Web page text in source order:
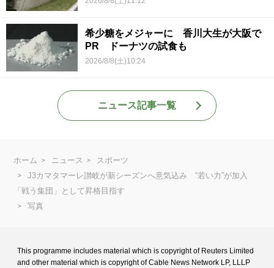
希少糖をメジャーに 香川大生が大阪で
PR ドーナツの試食も
2026/8/8(土)10:24
ニュース記事一覧
ホーム ニュース
スポーツ
J3カマタマーレ讃岐が新シーズンへ意気込み “若い力”が加入
「戦う集団」として昇格目指す
写真
This programme includes material which is copyright of Reuters Limited
and other material which is copyright of Cable News Network LP, LLLP